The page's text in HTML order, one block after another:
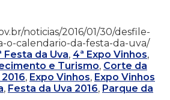
noticias/2016/01/30/desfile-
o-calendario-da-festa-da-uva/
Festa da Uva, 4ª Expo Vinhos,
e Turismo, Corte da
, Expo Vinhos, Expo Vinhos
, Festa da Uva 2016, Parque da